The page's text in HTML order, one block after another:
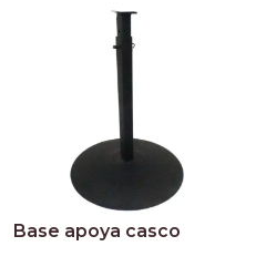
Base apoya casco